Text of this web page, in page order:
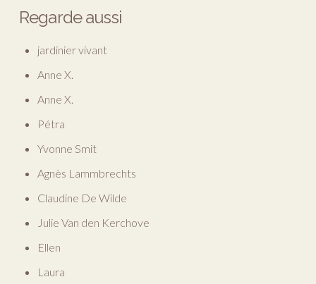
Regarde aussi
jardinier vivant
Anne X.
Anne X.
Pétra
Yvonne Smit
Agnès Lammbrechts
Claudine De Wilde
Julie Van den Kerchove
Ellen
Laura